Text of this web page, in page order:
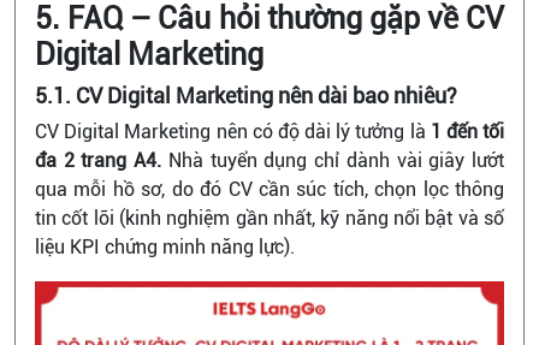
5. FAQ – Câu hỏi thường gặp về CV
Digital Marketing
5.1. CV Digital Marketing nên dài bao nhiêu?
CV Digital Marketing nên có độ dài lý tưởng là 1 đến tối
đa 2 trang A4. Nhà tuyển dụng chỉ dành vài giây lướt
qua mỗi hồ sơ, do đó CV cần súc tích, chọn lọc thông
tin cốt lõi (kinh nghiệm gần nhất, kỹ năng nổi bật và số
liệu KPI chứng minh năng lực).